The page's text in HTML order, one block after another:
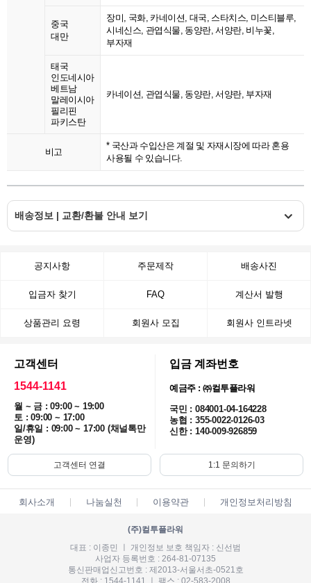
중국
대만
장미, 국화, 카네이션, 대국, 스타치스, 미스티블루,
시네신스, 관엽식물, 동양란, 서양란, 비누꽃,
부자재
태국
인도네시아
베트남
말레이시아
필리핀
파키스탄
카네이션, 관엽식물, 동양란, 서양란, 부자재
비고
* 국산과 수입산은 계절 및 자재시장에 따라 혼용
사용될 수 있습니다.
배송정보 | 교환/환불 안내 보기
공지사항 주문제작 배송사진
입금자 찾기 FAQ 계산서 발행
상품관리 요령 회원사 모집 회원사 인트라넷
고객센터
1544-1141
월 ~ 금 : 09:00 ~ 19:00
토 : 09:00 ~ 17:00
일/휴일 : 09:00 ~ 17:00 (채널톡만
운영)
입금 계좌번호
예금주 : ㈜컬투플라워
국민 : 084001-04-164228
농협 : 355-0022-0126-03
신한 : 140-009-926859
고객센터 연결 1:1 문의하기
회사소개 나눔실천 이용약관 개인정보처리방침
(주)컬투플라워
대표 : 이종민 ㅣ 개인정보 보호 책임자 : 신선범
사업자 등록번호 : 264-81-07135
통신판매업신고번호 : 제2013-서울서초-0521호